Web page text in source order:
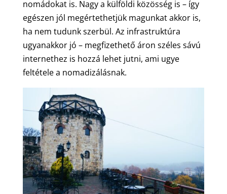
nomádokat is. Nagy a külföldi közösség is – így
egészen jól megértethetjük magunkat akkor is,
ha nem tudunk szerbül. Az infrastruktúra
ugyanakkor jó – megfizethető áron széles sávú
internethez is hozzá lehet jutni, ami ugye
feltétele a nomadizálásnak.